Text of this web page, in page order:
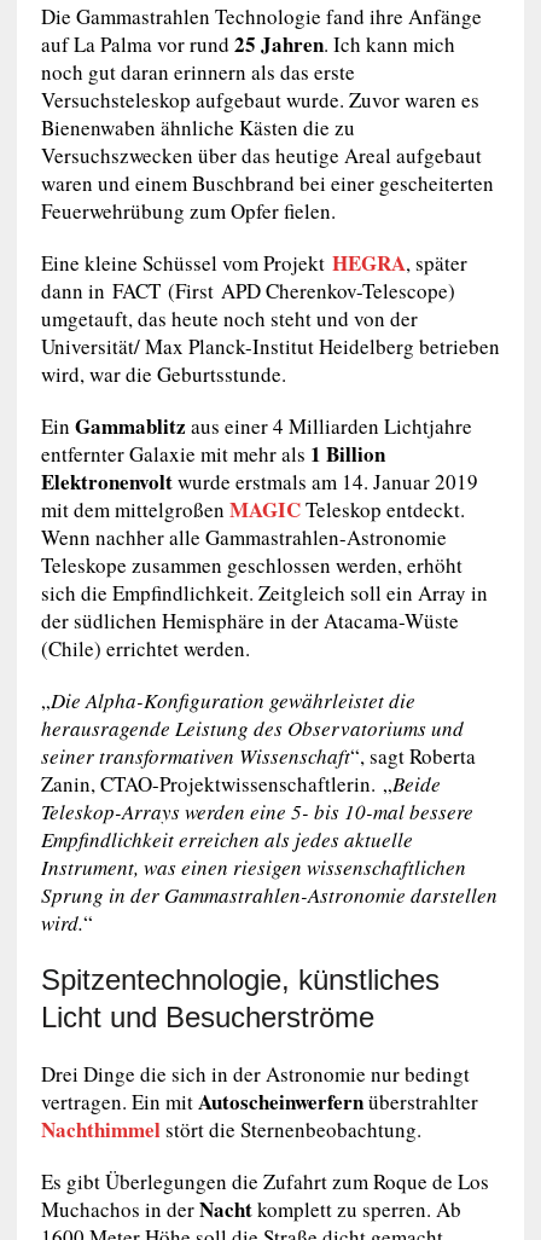
Die Gammastrahlen Technologie fand ihre Anfänge
auf La Palma vor rund 25 Jahren. Ich kann mich
noch gut daran erinnern als das erste
Versuchsteleskop aufgebaut wurde. Zuvor waren es
Bienenwaben ähnliche Kästen die zu
Versuchszwecken über das heutige Areal aufgebaut
waren und einem Buschbrand bei einer gescheiterten
Feuerwehrübung zum Opfer fielen.
Eine kleine Schüssel vom Projekt HEGRA, später
dann in FACT(First APDCherenkov-Telescope)
umgetauft, das heute noch steht und von der
Universität/ Max Planck-Institut Heidelberg betrieben
wird, war die Geburtsstunde.
Ein Gammablitz aus einer 4 Milliarden Lichtjahre
entfernter Galaxie mit mehr als 1 Billion
Elektronenvoltwurde erstmals am 14. Januar 2019
mit dem mittelgroßen MAGICTeleskop entdeckt.
Wenn nachher alle Gammastrahlen-Astronomie
Teleskope zusammen geschlossen werden, erhöht
sich die Empfindlichkeit. Zeitgleich soll ein Array in
der südlichen Hemisphäre in der Atacama-Wüste
(Chile) errichtet werden.
„Die Alpha-Konfiguration gewährleistet die
herausragende Leistung des Observatoriums und
seiner transformativen Wissenschaft“, sagt Roberta
Zanin, CTAO-Projektwissenschaftlerin. „Beide
Teleskop-Arrays werden eine 5- bis 10-mal bessere
Empfindlichkeit erreichen als jedes aktuelle
Instrument, was einen riesigen wissenschaftlichen
Sprung in der Gammastrahlen-Astronomie darstellen
wird.“
Spitzentechnologie, künstliches
Licht und Besucherströme
Drei Dinge die sich in der Astronomie nur bedingt
vertragen. Ein mitAutoscheinwerfernüberstrahlter
Nachthimmelstört die Sternenbeobachtung.
Es gibt Überlegungen die Zufahrt zum Roque de Los
Muchachos in derNachtkomplett zu sperren. Ab